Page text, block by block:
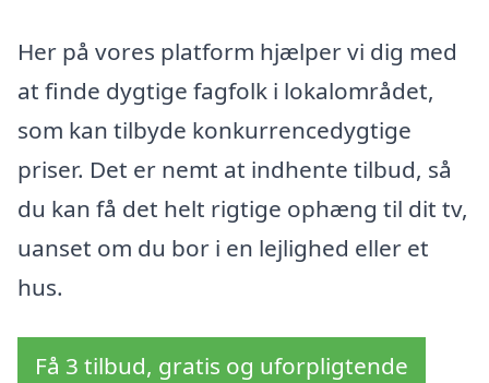
Her på vores platform hjælper vi dig med
at finde dygtige fagfolk i lokalområdet,
som kan tilbyde konkurrencedygtige
priser. Det er nemt at indhente tilbud, så
du kan få det helt rigtige ophæng til dit tv,
uanset om du bor i en lejlighed eller et
hus.
Få 3 tilbud, gratis og uforpligtende